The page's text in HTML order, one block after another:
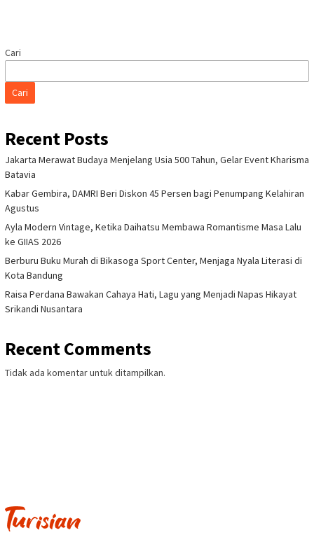
Cari
Cari
Recent Posts
Jakarta Merawat Budaya Menjelang Usia 500 Tahun, Gelar Event Kharisma
Batavia
Kabar Gembira, DAMRI Beri Diskon 45 Persen bagi Penumpang Kelahiran
Agustus
Ayla Modern Vintage, Ketika Daihatsu Membawa Romantisme Masa Lalu
ke GIIAS 2026
Berburu Buku Murah di Bikasoga Sport Center, Menjaga Nyala Literasi di
Kota Bandung
Raisa Perdana Bawakan Cahaya Hati, Lagu yang Menjadi Napas Hikayat
Srikandi Nusantara
Recent Comments
Tidak ada komentar untuk ditampilkan.